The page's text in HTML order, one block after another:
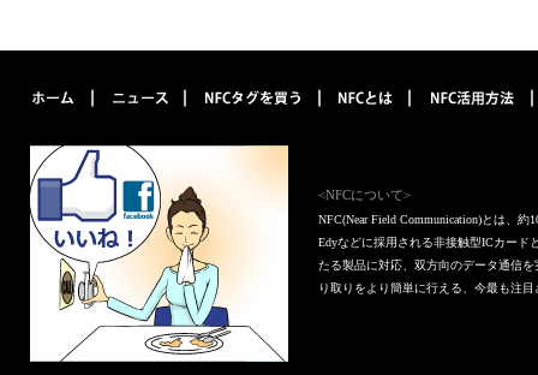
<NFCについて>
NFC(Near Field Communication)とは、
Edyなどに採用される非接触型ICカード
たる製品に対応、双方向のデータ通信
り取りをより簡単に行える、今最も注